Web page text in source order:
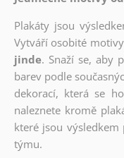
Plakáty jsou
Vytváří osobité
jinde. Snaží se, aby
barev podle
dekorací, která se
naleznete kromě
které jsou
týmu.